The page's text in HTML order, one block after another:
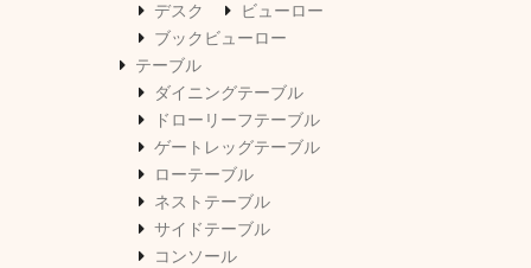
デスク
ビューロー
ブックビューロー
テーブル
ダイニングテーブル
ドローリーフテーブル
ゲートレッグテーブル
ローテーブル
ネストテーブル
サイドテーブル
コンソール